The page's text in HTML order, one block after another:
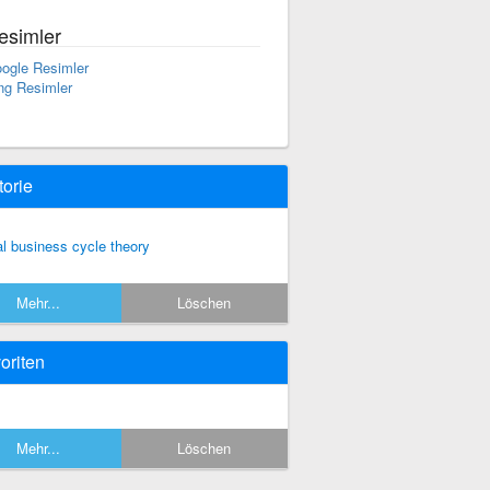
Resimler
Resimler
business cycle theory
Mehr... Löschen
Mehr... Löschen